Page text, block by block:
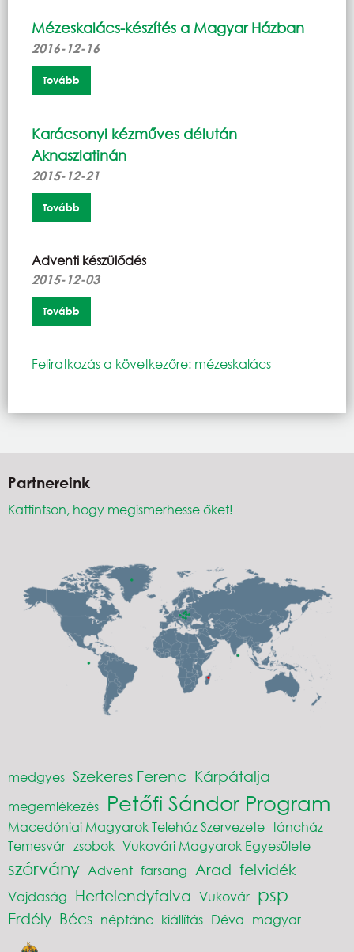
Mézeskalács-készítés a Magyar Házban
2016-12-16
Tovább
Karácsonyi kézműves délután
Aknaszlatinán
2015-12-21
Tovább
Adventi készülődés
2015-12-03
Tovább
Feliratkozás a következőre: mézeskalács
Partnereink
Kattintson, hogy megismerhesse őket!
medgyes Szekeres Ferenc Kárpátalja
megemlékezés Petőfi Sándor Program
Macedóniai Magyarok Teleház Szervezete táncház
Temesvár zsobok Vukovári Magyarok Egyesülete
szórvány Advent farsang Arad felvidék
Vajdaság Hertelendyfalva Vukovár psp
Erdély Bécs néptánc kiállítás Déva magyar